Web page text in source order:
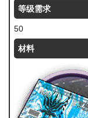
等级需求
50
材料